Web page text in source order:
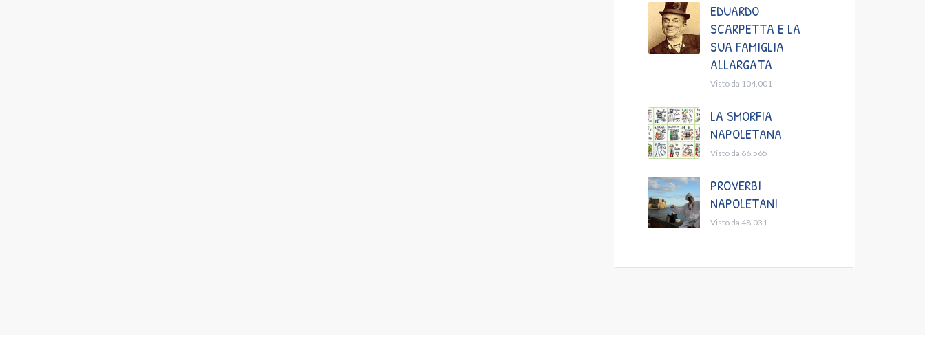
EDUARDO
SCARPETTA E LA
SUA FAMIGLIA
ALLARGATA
Visto da 104.001
LA SMORFIA
NAPOLETANA
Visto da 66.565
PROVERBI
NAPOLETANI
Visto da 48.031